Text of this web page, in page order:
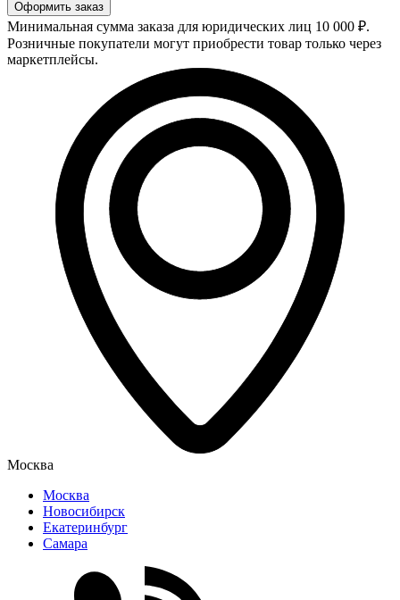
Минимальная сумма заказа для юридических лиц 10 000 ₽.
Розничные покупатели могут приобрести товар только через
маркетплейсы.
Москва
Москва
Новосибирск
Екатеринбург
Самара